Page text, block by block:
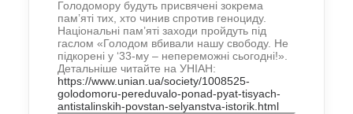
Голодомору будуть присвячені зокрема
пам’яті тих, хто чинив спротив геноциду.
Національні пам’яті заходи пройдуть під
гаслом «Голодом вбивали нашу свободу. Не
підкорені у ‘33-му – непереможні сьогодні!».
Детальніше читайте на УНІАН:
https://www.unian.ua/society/1008525-
golodomoru-pereduvalo-ponad-pyat-tisyach-
antistalinskih-povstan-selyanstva-istorik.html